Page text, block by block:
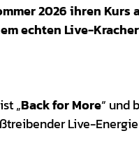
2026 ihren
echten Live-
„Back for More“ und
Live-